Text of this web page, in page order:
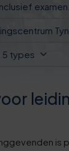
5 types